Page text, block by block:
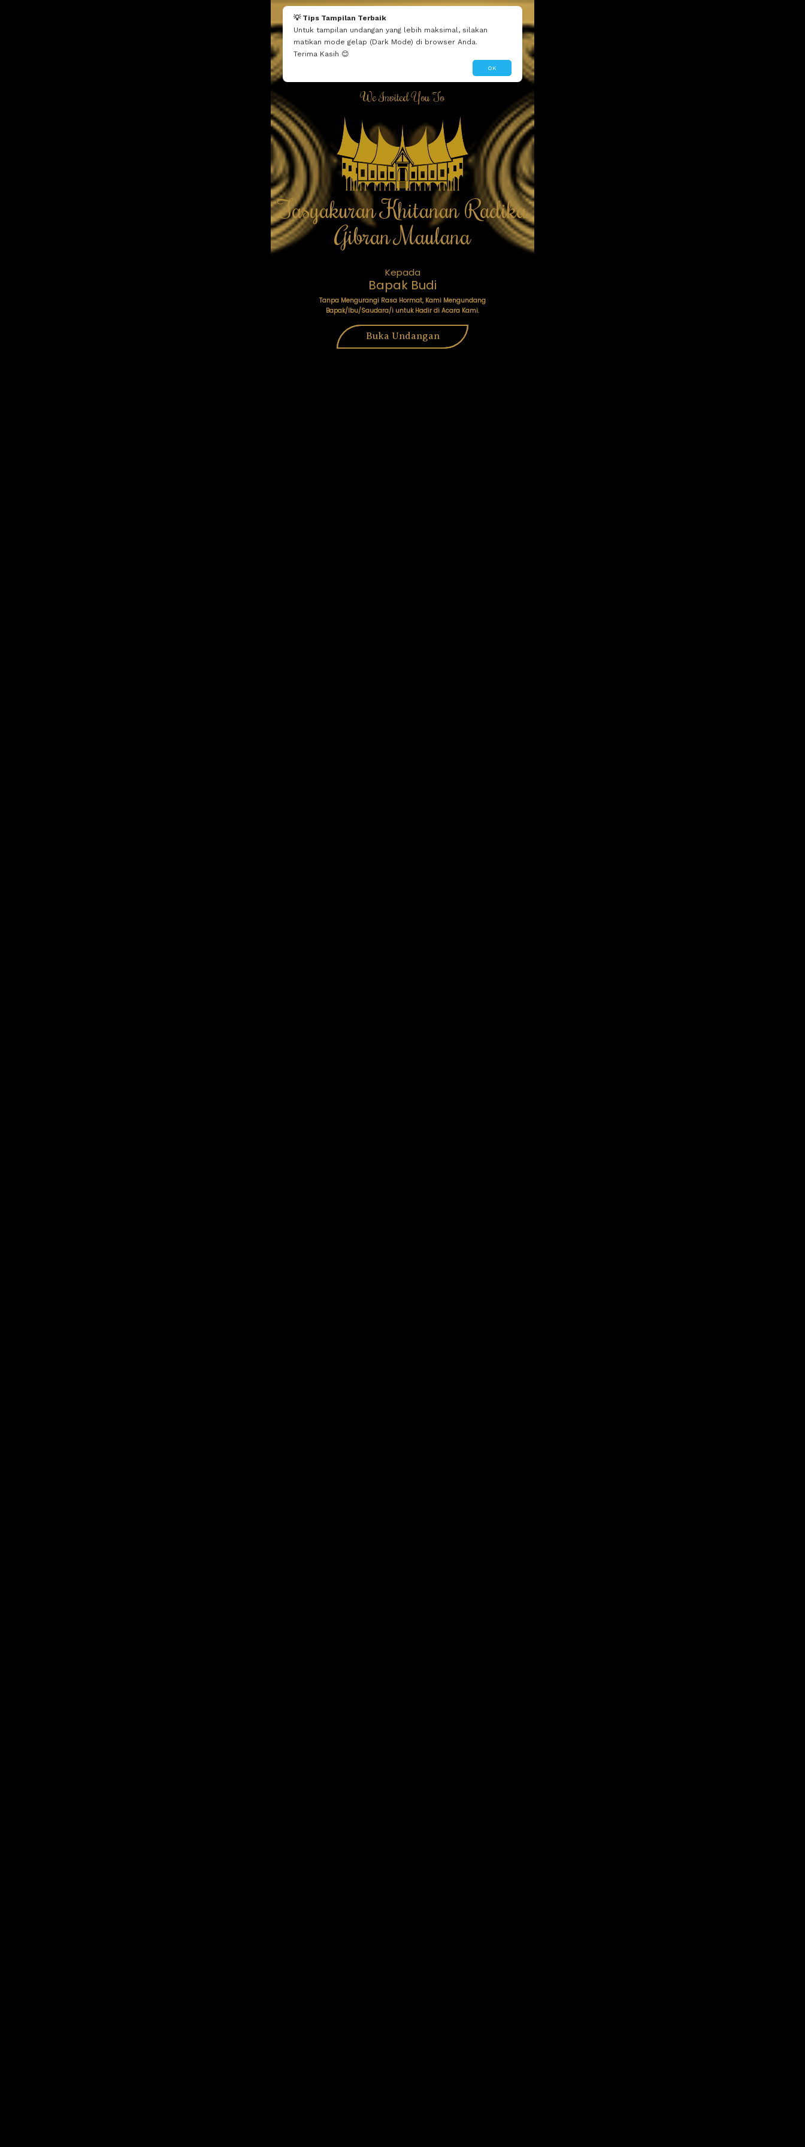
💡 Tips Tampilan Terbaik
Untuk tampilan undangan yang lebih maksimal, silakan
matikan mode gelap (Dark Mode) di browser Anda.
Terima Kasih 😊
OK
Mau seperti ini? Dibuatin Admin
We Invited You To
Tasyakuran Khitanan Radika
Gibran Maulana
Kepada
Bapak Budi
Tanpa Mengurangi Rasa Hormat, Kami Mengundang
Bapak/Ibu/Saudara/i untuk Hadir di Acara Kami.
Buka Undangan
Tasyakuran Khitanan Radika
Gibran Maulana
DAY
0 0
MINUTE SECOND